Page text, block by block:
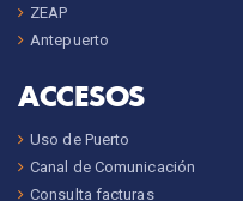
ZEAP
Antepuerto
ACCESOS
Uso de Puerto
Canal de Comunicación
Consulta facturas